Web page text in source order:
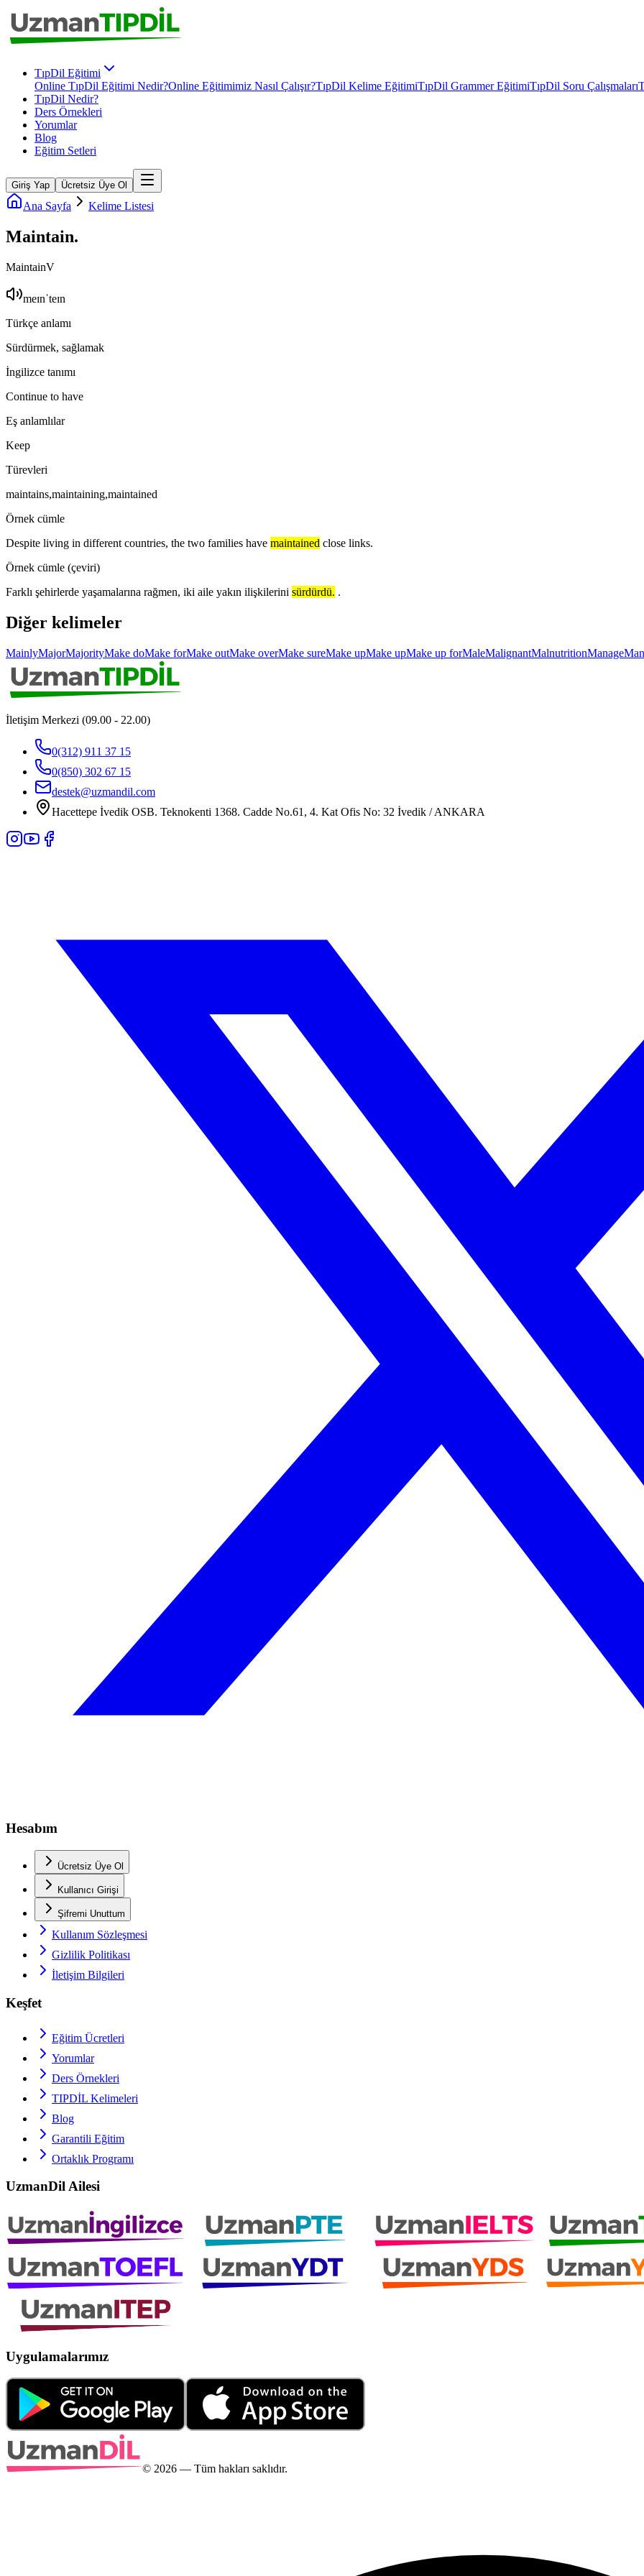
TıpDil Eğitimi
Online TıpDil Eğitimi Nedir?Online Eğitimimiz Nasıl Çalışır?TıpDil Kelime EğitimiTıpDil Grammer EğitimiTıpDil Soru Çalışmaları
TıpDil Nedir?
Ders Örnekleri
Yorumlar
Blog
Eğitim Setleri
Giriş Yap Ücretsiz Üye Ol
Ana Sayfa Kelime Listesi
Maintain.
MaintainV
meɪnˈteɪn
Türkçe anlamı
Sürdürmek, sağlamak
İngilizce tanımı
Continue to have
Eş anlamlılar
Keep
Türevleri
maintains,maintaining,maintained
Örnek cümle
Despite living in different countries, the two families have maintained close links.
Örnek cümle (çeviri)
Farklı şehirlerde yaşamalarına rağmen, iki aile yakın ilişkilerini sürdürdü. .
Diğer kelimeler
MainlyMajorMajorityMake doMake forMake outMake overMake sureMake upMake upMake up forMaleMalignantMalnutritionManage
İletişim Merkezi (09.00 - 22.00)
0(312) 911 37 15
0(850) 302 67 15
destek@uzmandil.com
Hacettepe İvedik OSB. Teknokenti 1368. Cadde No.61, 4. Kat Ofis No: 32 İvedik / ANKARA
Hesabım
Ücretsiz Üye Ol
Kullanıcı Girişi
Şifremi Unuttum
Kullanım Sözleşmesi
Gizlilik Politikası
İletişim Bilgileri
Keşfet
Eğitim Ücretleri
Yorumlar
Ders Örnekleri
TIPDİL Kelimeleri
Blog
Garantili Eğitim
Ortaklık Programı
UzmanDil Ailesi
Uygulamalarımız
© 2026 — Tüm hakları saklıdır.